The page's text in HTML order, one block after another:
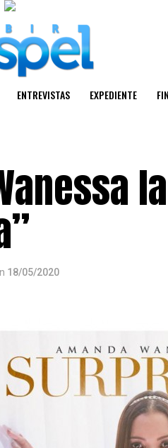
ENTREVISTAS EXPEDIENTE
18/05/2020